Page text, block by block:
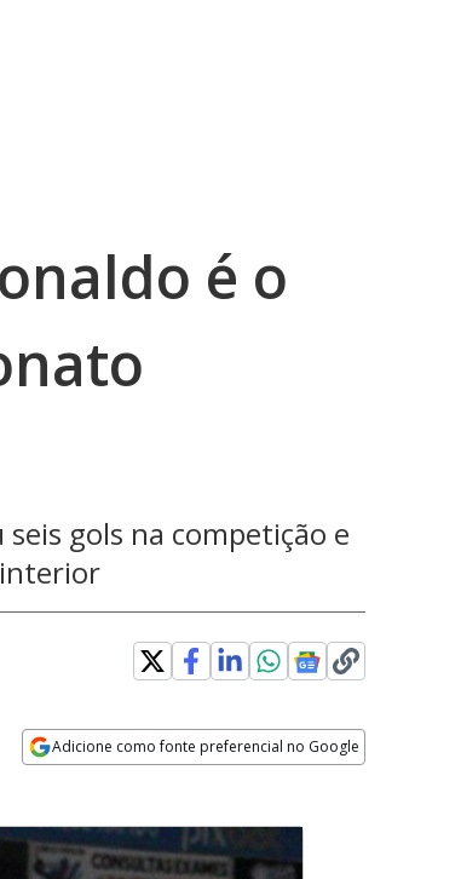
é o
gols na competição e
Adicione como fonte preferencial no Google